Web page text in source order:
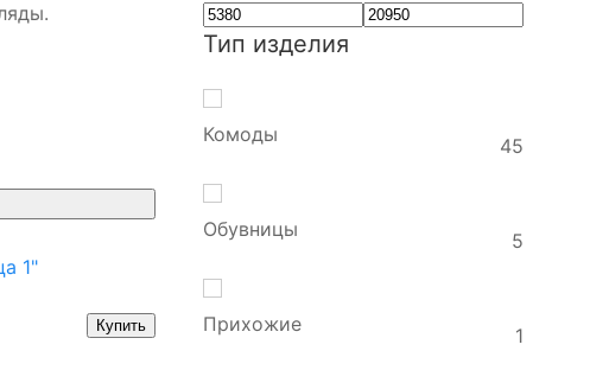
Тип изделия
Комоды 45
Обувницы 5
Прихожие 1
1"
Купить